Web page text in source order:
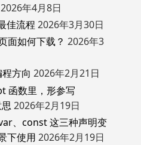
2026年4月8日
佳流程 2026年3月30日
面如何下载？ 2026年3
方向 2026年2月21日
函数里，形参写
2026年2月19日
、const 这三种声明变
下使用 2026年2月19日